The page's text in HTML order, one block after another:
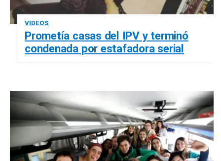
VIDEOS
Prometía casas del IPV y terminó
condenada por estafadora serial